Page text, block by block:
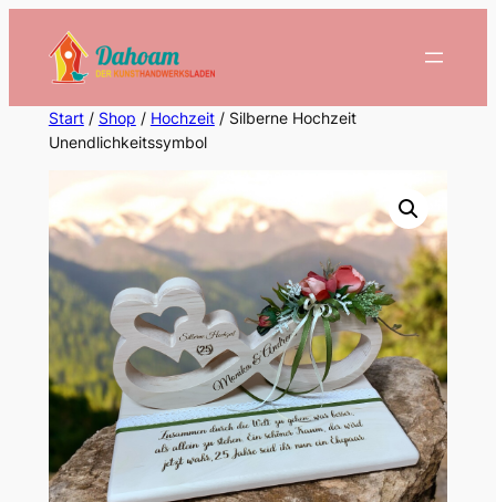
Inhalt
springen
Start/ Shop / Hochzeit/ Silberne Hochzeit
Unendlichkeitssymbol